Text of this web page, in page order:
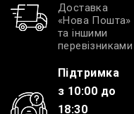
Доставка
«Нова Пошта»
та іншими
перевізниками
Підтримка
з 10:00 до
18:30